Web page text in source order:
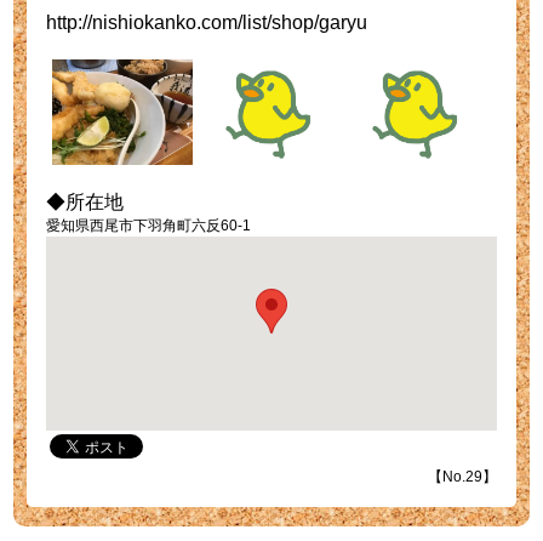
http://nishiokanko.com/list/shop/garyu
◆所在地
愛知県西尾市下羽角町六反60-1
【No.29】